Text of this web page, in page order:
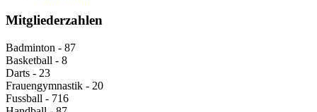
Mitgliederzahlen
Badminton - 87
Basketball - 8
Darts - 23
Frauengymnastik - 20
Fussball - 716